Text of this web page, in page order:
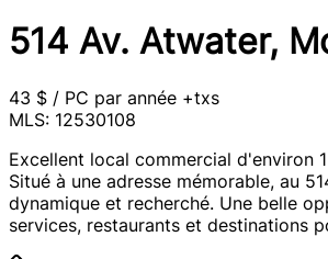
514 Av. Atwater,
43 $ / PC par année +txs
MLS: 12530108
Excellent local commercial d'environ
Situé à une adresse mémorable, au
dynamique et recherché. Une belle
services, restaurants et destinations